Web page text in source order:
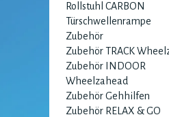
Rollstuhl CARBON
Türschwellenrampe
Zubehör
Zubehör TRACK
Zubehör INDOOR
Wheelzahead
Zubehör Gehhilfen
Zubehör RELAX & GO